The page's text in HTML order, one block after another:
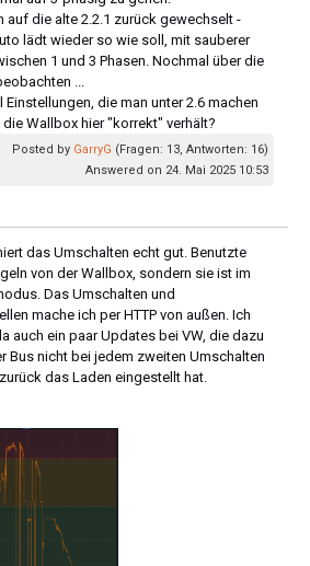
auf die alte 2.2.1 zurück gewechselt -
lädt wieder so wie soll, mit sauberer
1 und 3 Phasen. Nochmal über die
...
Einstellungen, die man unter 2.6 machen
Wallbox hier "korrekt" verhält?
Posted by GarryG (Fragen: 13, Antworten: 16)
Answered on 24. Mai 2025 10:53
das Umschalten echt gut. Benutzte
von der Wallbox, sondern sie ist im
Das Umschalten und
mache ich per HTTP von außen. Ich
auch ein paar Updates bei VW, die dazu
Bus nicht bei jedem zweiten Umschalten
das Laden eingestellt hat.